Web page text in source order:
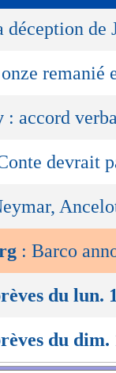
déception de
remanié
: accord
devrait
: Barco
du lun.
du dim.